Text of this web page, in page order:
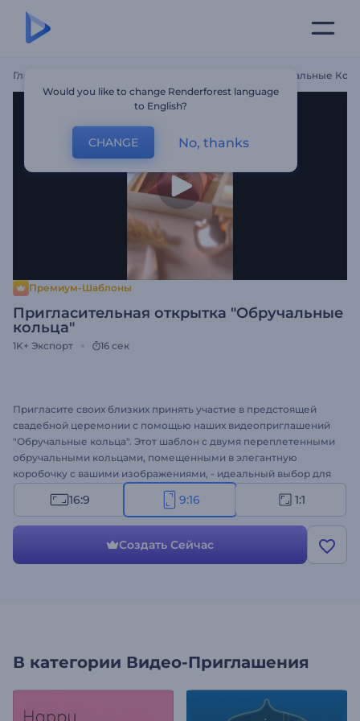
Главная Пригласительная Открытка "Обручальные
Премиум-Шаблоны
Пригласительная открытка "Обручальные
кольца"
1K+ Экспорт 16 сек
Пригласите своих близких принять участие в предстоящей
свадебной церемонии с помощью наших видеоприглашений
"Обручальные кольца". Этот шаблон с двумя переплетенными
обручальными кольцами, помещенными в элегантную
коробочку с вашими изображениями, - идеальный выбор для
объявления о предстоящем знаменательном дне. Сделайте
это приглашение уникальным, добавив свои имена, дату
соответствующие тематике вашей свадьбы. Не забудьте также
дополнить видео фоновым музыкальным треком или
16:9 9:16 1:1
Создать Сейчас
В категории Видео-Приглашения
Would you like to change Renderforest language
to English?
CHANGE No, thanks